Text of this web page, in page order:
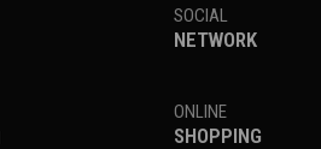
SOCIAL
NETWORK
ONLINE
SHOPPING